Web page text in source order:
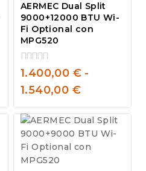
AERMEC Dual Split
9000+12000 BTU Wi-
Fi Optional con
MPG520
0
out
of
5
1.400,00 € -
1.540,00 €